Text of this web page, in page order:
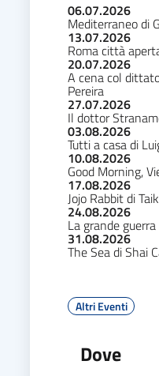
06.07.2026
Mediterraneo di
13.07.2026
Roma città
20.07.2026
A cena col
Pereira
27.07.2026
Il dottor
03.08.2026
Tutti a casa di
10.08.2026
Good Morning,
17.08.2026
Jojo Rabbit di
24.08.2026
La grande
31.08.2026
The Sea di Shai
Altri Eventi
Dove